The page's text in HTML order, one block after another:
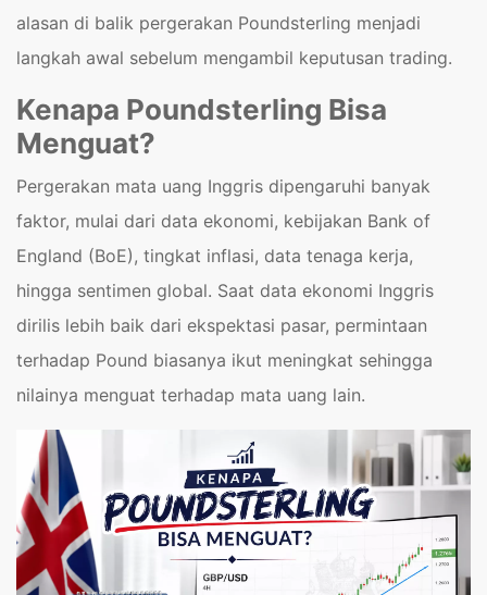
alasan di balik pergerakan Poundsterling menjadi
langkah awal sebelum mengambil keputusan trading.
Kenapa Poundsterling Bisa
Menguat?
Pergerakan mata uang Inggris dipengaruhi banyak
faktor, mulai dari data ekonomi, kebijakan Bank of
England (BoE), tingkat inflasi, data tenaga kerja,
hingga sentimen global. Saat data ekonomi Inggris
dirilis lebih baik dari ekspektasi pasar, permintaan
terhadap Pound biasanya ikut meningkat sehingga
nilainya menguat terhadap mata uang lain.